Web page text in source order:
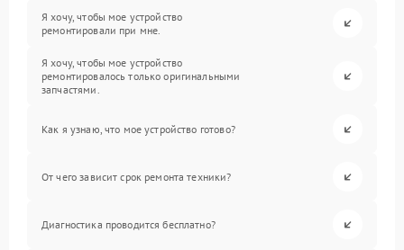
Я хочу, чтобы мое устройство
ремонтировали при мне.
Я хочу, чтобы мое устройство
ремонтировалось только оригинальными
запчастями.
Как я узнаю, что мое устройство готово?
От чего зависит срок ремонта техники?
Диагностика проводится бесплатно?